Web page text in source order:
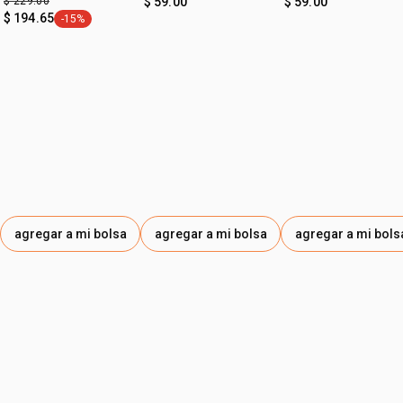
$ 194.65 etiqueta -15%
-15%
agregar a mi bolsa agregar a mi bolsa agregar a mi